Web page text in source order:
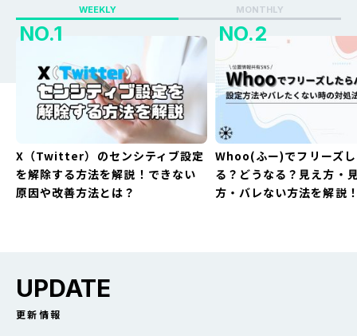
WEEKLY MONTHLY
X（Twitter）のセンシティブ設定
を解除する方法を解説！できない
原因や改善方法とは？
Whoo(ふー)でフリーズ
る？どうなる？見え方・
方・バレない方法を解説
UPDATE
更新情報